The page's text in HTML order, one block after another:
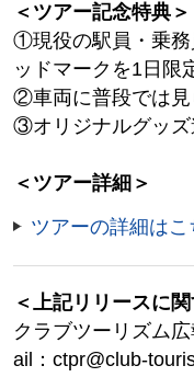
＜ツアー記念特典＞
①現役の駅員・乗務
ッドマークを1日限
②車両に普段では見
③オリジナルグッズ
＜ツアー詳細＞
ツアーの詳細はこ
＜上記リリースに
クラブツーリズム
ail：ctpr@club-